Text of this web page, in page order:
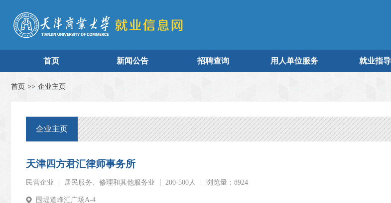
首页 新闻公告 招聘查询 用人单位服务 就业指导
首页 >> 企业主页
企业主页
天津四方君汇律师事务所
民营企业 居民服务、修理和其他服务业 200-500人 浏览量：8924
围堤道峰汇广场A-4